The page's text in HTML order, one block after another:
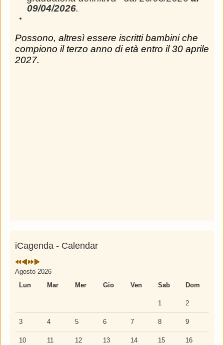
09/04/2026.
Possono, altresì essere iscritti bambini che
compiono il terzo anno di età entro il 30 aprile
2027.
iCagenda - Calendar
Agosto 2026
Lun
Mar Mer Gio Ven Sab Dom
1 2
3 4 5 6 7 8 9
10 11 12 13 14 15 16